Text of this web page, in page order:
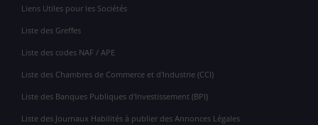
Liens Utiles pour les Sociétés
Liste des Greffes
Liste des codes NAF / APE
Liste des Chambres de Commerce et d'Industrie (CCI)
Liste des Banques Publiques d'Investissement (BPI)
Liste des Journaux Habilités à publier des Annonces Légales